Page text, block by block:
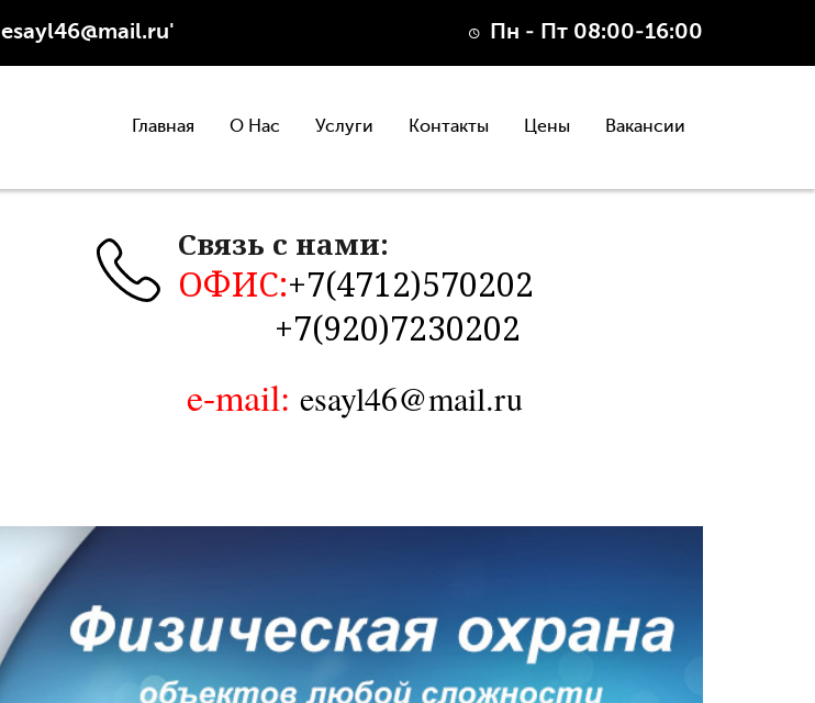
esayl46@mail.ru' Пн - Пт 08:00-16:00
Главная О Нас Услуги Контакты Цены Вакансии
Связь с нами:
ОФИС:+7(4712)570202
+7(920)7230202
e-mail: esayl46@mail.ru